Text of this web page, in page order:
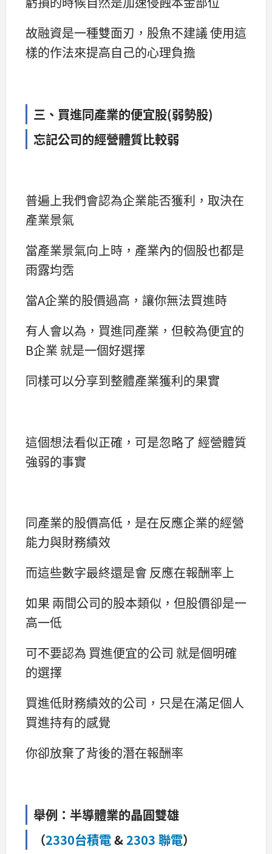
故融資是一種雙面刃，股魚不建議 使用這
樣的作法來提高自己的心理負擔
三、買進同產業的便宜股(弱勢股)
忘記公司的經營體質比較弱
普遍上我們會認為企業能否獲利，取決在
產業景氣
當產業景氣向上時，產業內的個股也都是
雨露均霑
當A企業的股價過高，讓你無法買進時
有人會以為，買進同產業，但較為便宜的
B企業 就是一個好選擇
同樣可以分享到整體產業獲利的果實
這個想法看似正確，可是忽略了 經營體質
強弱的事實
同產業的股價高低，是在反應企業的經營
能力與財務績效
而這些數字最終還是會 反應在報酬率上
如果 兩間公司的股本類似，但股價卻是一
高一低
可不要認為 買進便宜的公司 就是個明確
的選擇
買進低財務績效的公司，只是在滿足個人
買進持有的感覺
你卻放棄了背後的潛在報酬率
舉例：半導體業的晶圓雙雄
（2330台積電&2303 聯電）